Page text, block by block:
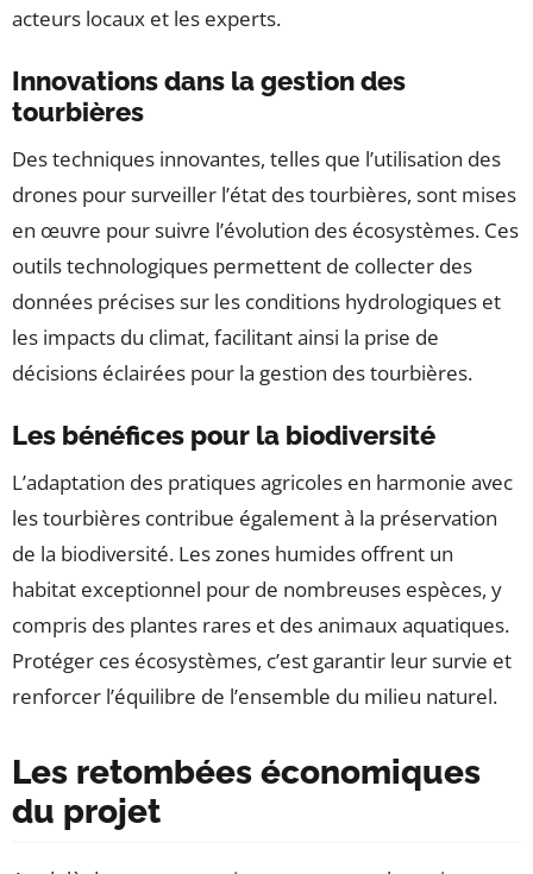
acteurs locaux et les experts.
Innovations dans la gestion des
tourbières
Des techniques innovantes, telles que l’utilisation des
drones pour surveiller l’état des tourbières, sont mises
en œuvre pour suivre l’évolution des écosystèmes. Ces
outils technologiques permettent de collecter des
données précises sur les conditions hydrologiques et
les impacts du climat, facilitant ainsi la prise de
décisions éclairées pour la gestion des tourbières.
Les bénéfices pour la biodiversité
L’adaptation des pratiques agricoles en harmonie avec
les tourbières contribue également à la préservation
de la biodiversité. Les zones humides offrent un
habitat exceptionnel pour de nombreuses espèces, y
compris des plantes rares et des animaux aquatiques.
Protéger ces écosystèmes, c’est garantir leur survie et
renforcer l’équilibre de l’ensemble du milieu naturel.
Les retombées économiques
du projet